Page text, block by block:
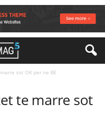
sot OK per ne BE
te marre sot